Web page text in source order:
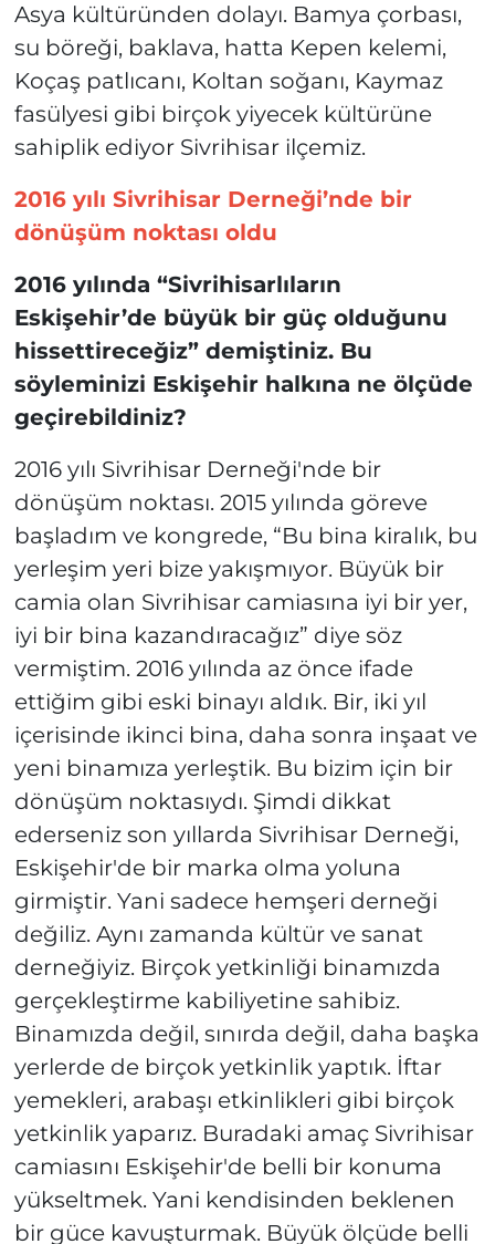
Asya kültüründen dolayı. Bamya çorbası,
su böreği, baklava, hatta Kepen kelemi,
Koçaş patlıcanı, Koltan soğanı, Kaymaz
fasülyesi gibi birçok yiyecek kültürüne
sahiplik ediyor Sivrihisar ilçemiz.
2016 yılı Sivrihisar Derneği’nde bir
dönüşüm noktası oldu
2016 yılında “Sivrihisarlıların
Eskişehir’de büyük bir güç olduğunu
hissettireceğiz” demiştiniz. Bu
söyleminizi Eskişehir halkına ne ölçüde
geçirebildiniz?
2016 yılı Sivrihisar Derneği'nde bir
dönüşüm noktası. 2015 yılında göreve
başladım ve kongrede, “Bu bina kiralık, bu
yerleşim yeri bize yakışmıyor. Büyük bir
camia olan Sivrihisar camiasına iyi bir yer,
iyi bir bina kazandıracağız” diye söz
vermiştim. 2016 yılında az önce ifade
ettiğim gibi eski binayı aldık. Bir, iki yıl
içerisinde ikinci bina, daha sonra inşaat ve
yeni binamıza yerleştik. Bu bizim için bir
dönüşüm noktasıydı. Şimdi dikkat
ederseniz son yıllarda Sivrihisar Derneği,
Eskişehir'de bir marka olma yoluna
girmiştir. Yani sadece hemşeri derneği
değiliz. Aynı zamanda kültür ve sanat
derneğiyiz. Birçok yetkinliği binamızda
gerçekleştirme kabiliyetine sahibiz.
Binamızda değil, sınırda değil, daha başka
yerlerde de birçok yetkinlik yaptık. İftar
yemekleri, arabaşı etkinlikleri gibi birçok
yetkinlik yaparız. Buradaki amaç Sivrihisar
camiasını Eskişehir'de belli bir konuma
yükseltmek. Yani kendisinden beklenen
bir güce kavuşturmak. Büyük ölçüde belli